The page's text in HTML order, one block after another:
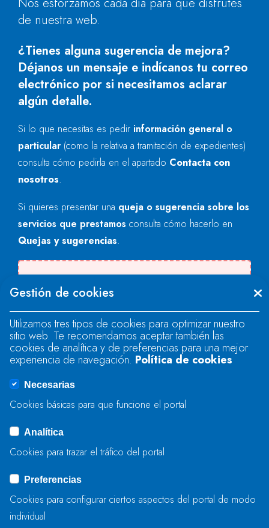
de nuestra web.
¿Tienes alguna sugerencia de mejora?
Déjanos un mensaje e indícanos tu correo
electrónico por si necesitamos aclarar
algún detalle.
Si lo que necesitas es pedir información general o
particular (como la relativa a tramitación de expedientes)
consulta cómo pedirla en el apartado Contacta con
nosotros.
Si quieres presentar una queja o sugerencia sobre los
servicios que prestamos consulta cómo hacerlo en
Quejas y sugerencias.
"text".
Se produjo un error al cargar el campo
"text".
Se produjo un error al cargar el campo
ENVIAR
Gestión de cookies
Utilizamos tres tipos de cookies para optimizar nuestro
sitio web. Te recomendamos aceptar también las
cookies de analítica y de preferencias para una mejor
experiencia de navegación. Política de cookies
Necesarias
Cookies básicas para que funcione el portal
Analítica
Cookies para trazar el tráfico del portal
Preferencias
Cookies para configurar ciertos aspectos del portal de modo
individual